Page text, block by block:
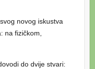
novog iskustva
na fizičkom,
do dvije stvari: